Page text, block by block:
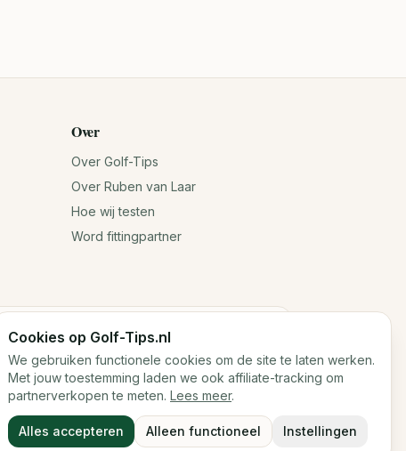
Over
Over Golf-Tips
Over Ruben van Laar
Hoe wij testen
Word fittingpartner
antwoorden. Voor exacte specificaties
Cookies Cookievoorkeuren
Cookies op Golf-Tips.nl
We gebruiken functionele cookies om de site te laten werken.
Met jouw toestemming laden we ook affiliate-tracking om
partnerverkopen te meten. Lees meer.
Alles accepteren Alleen functioneel Instellingen